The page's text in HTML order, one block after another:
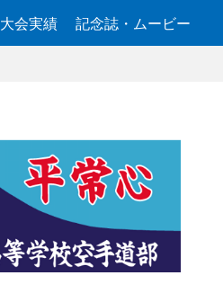
大会実績 記念誌・ムービー